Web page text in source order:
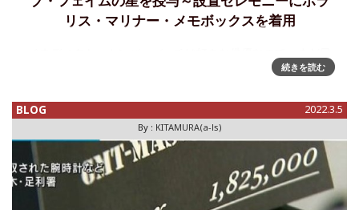
リス・マリナー・メモボックスを着用
本語プレスリリースが出ていない段階なのだけど、抄訳で"速
ジャガー・ルクルトを着用し、ハリウッド・ウォーク・オ
ブ・フェイムに星を授与
続きを読む
BLOG 2022.3.5
By : KITAMURA(a-ls)